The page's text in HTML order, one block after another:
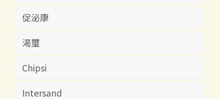
促泌康
渴璽
Chipsi
Intersand